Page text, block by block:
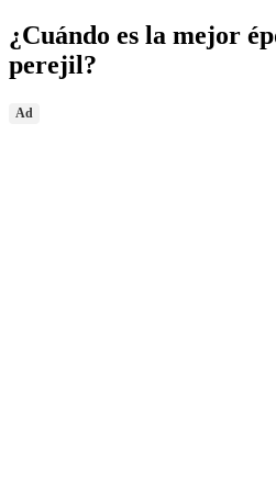
¿Cuándo es la mejor
perejil?
Ad